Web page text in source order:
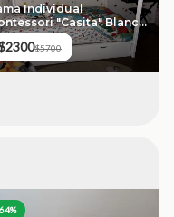
Individual
"Casita" Blanca
Duplex
$5700
64%